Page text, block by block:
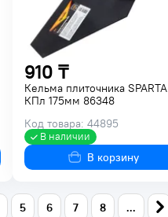
910 ₸
Кельма плиточника SPARTA
КПл 175мм 86348
Код товара: 44895
В наличии
В корзину
5 6 7 8 ...